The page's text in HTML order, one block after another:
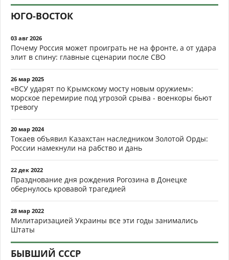
ЮГО-ВОСТОК
03 авг 2026
Почему Россия может проиграть не на фронте, а от удара
элит в спину: главные сценарии после СВО
26 мар 2025
«ВСУ ударят по Крымскому мосту новым оружием»:
морское перемирие под угрозой срыва - военкоры бьют
тревогу
20 мар 2024
Токаев объявил Казахстан наследником Золотой Орды:
России намекнули на рабство и дань
22 дек 2022
Празднование дня рождения Рогозина в Донецке
обернулось кровавой трагедией
28 мар 2022
Милитаризацией Украины все эти годы занимались
Штаты
БЫВШИЙ СССР